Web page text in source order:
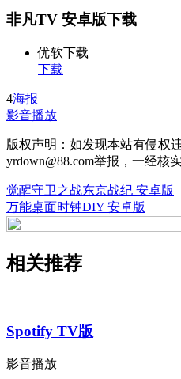
非凡TV 安卓版下载
优软下载
下载
4海报
影音播放
版权声明：如发现本站有侵权
yrdown@88.com举报，一经核
觉醒守卫之战东京战纪 安卓版
万能桌面时钟DIY 安卓版
相关推荐
Spotify TV版
影音播放